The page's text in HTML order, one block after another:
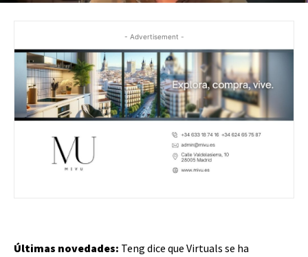
- Advertisement -
Últimas novedades: Teng dice que Virtuals se ha